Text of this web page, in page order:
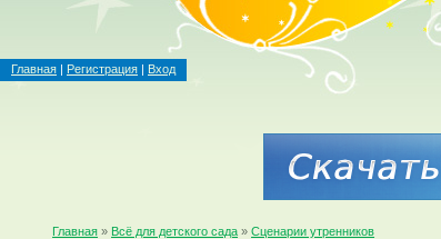
Главная | Регистрация | Вход
Главная » Всё для детского сада »Сценарии утренников